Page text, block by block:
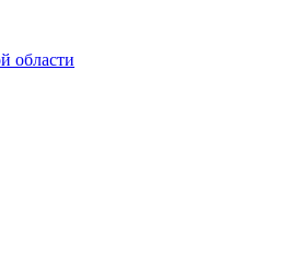
области